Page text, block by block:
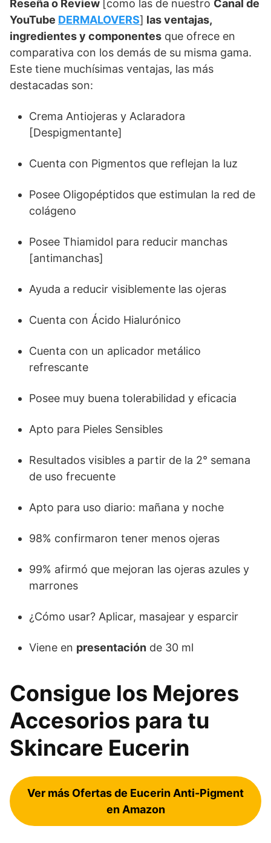
Reseña o Review [como las de nuestro Canal de
YouTube DERMALOVERS] las ventajas,
ingredientes y componentes que ofrece en
comparativa con los demás de su misma gama.
Este tiene muchísimas ventajas, las más
destacadas son:
Crema Antiojeras y Aclaradora
[Despigmentante]
Cuenta con Pigmentos que reflejan la luz
Posee Oligopéptidos que estimulan la red de
colágeno
Posee Thiamidol para reducir manchas
[antimanchas]
Ayuda a reducir visiblemente las ojeras
Cuenta con Ácido Hialurónico
Cuenta con un aplicador metálico
refrescante
Posee muy buena tolerabilidad y eficacia
Apto para Pieles Sensibles
Resultados visibles a partir de la 2° semana
de uso frecuente
Apto para uso diario: mañana y noche
98% confirmaron tener menos ojeras
99% afirmó que mejoran las ojeras azules y
marrones
¿Cómo usar? Aplicar, masajear y esparcir
Viene en presentación de 30 ml
Consigue los Mejores
Accesorios para tu
Skincare Eucerin
Ver más Ofertas de Eucerin Anti-Pigment
en Amazon